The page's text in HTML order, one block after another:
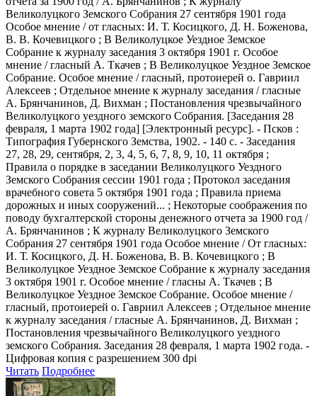
Великолуцкого Земского Собрания 27 сентября 1901 года
Особое мнение / от гласных: И. Т. Косицкого, Д. Н. Боженова,
В. В. Кочевицкого ; В Великолуцкое Уездное Земское
Собрание к журналу заседания 3 октября 1901 г. Особое
мнение / гласный А. Ткачев ; В Великолуцкое Уездное Земское
Собрание. Особое мнение / гласный, протоиерей о. Гавриил
Алексеев ; Отдельное мнение к журналу заседания / гласные
А. Брянчанинов, Д. Вихман ; Постановления чрезвычайного
Великолуцкого уездного земского Собрания. [Заседания 28
февраля, 1 марта 1902 года] [Электронный ресурс]. - Псков :
Типография Губернского Земства, 1902. - 140 с. - Заседания
27, 28, 29, сентября, 2, 3, 4, 5, 6, 7, 8, 9, 10, 11 октября ;
Правила о порядке в заседании Великолуцкого Уездного
Земского Собрания сессии 1901 года ; Протокол заседания
врачебного совета 5 октября 1901 года ; Правила приема
дорожных и иных сооружений... ; Некоторые соображения по
поводу бухгалтерской стороны денежного отчета за 1900 год /
А. Брянчанинов ; К журналу Великолуцкого Земского
Собрания 27 сентября 1901 года Особое мнение / От гласных:
И. Т. Косицкого, Д. Н. Боженова, В. В. Кочевицкого ; В
Великолуцкое Уездное Земское Собрание к журналу заседания
3 октября 1901 г. Особое мнение / гласны А. Ткачев ; В
Великолуцкое Уездное Земское Собрание. Особое мнение /
гласный, протоиерей о. Гавриил Алексеев ; Отдельное мнение
к журналу заседания / гласные А. Брянчанинов, Д. Вихман ;
Постановления чрезвычайного Великолуцкого уездного
земского Собрания. Заседания 28 февраля, 1 марта 1902 года. -
Цифровая копия с разрешением 300 dpi
Читать Подробнее